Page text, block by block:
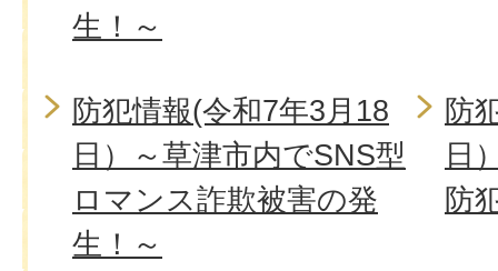
生！～
防犯情報(令和7年3月18
日）～草津市内でSNS型
ロマンス詐欺被害の発
生！～
防
日
防